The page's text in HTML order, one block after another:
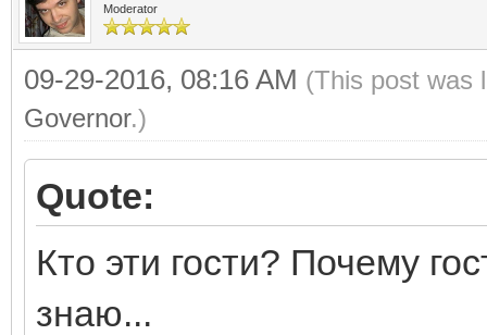
Moderator
09-29-2016, 08:16 AM (This post was
Governor.)
Quote:
Кто эти гости? Почему
знаю...